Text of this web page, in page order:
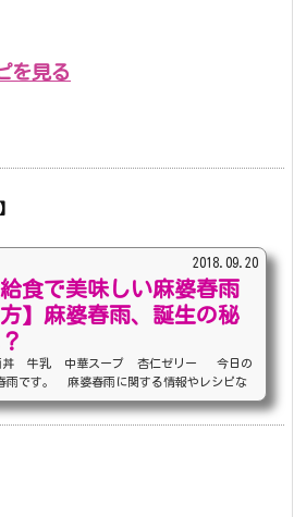
を見る
2018.09.20
給食で美味しい麻婆春雨
】麻婆春雨、誕生の秘
牛乳 中華スープ 杏仁ゼリー 今日の
雨です。 麻婆春雨に関する情報やレシピな
説していきます。 春雨なので、こどもたち
べてもらえますね。 (adsbygoogle = wind